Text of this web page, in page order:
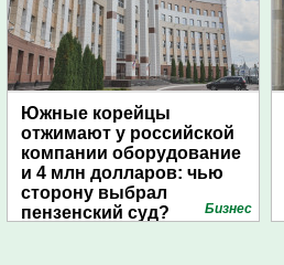
Южные корейцы
отжимают у российской
компании оборудование
и 4 млн долларов: чью
сторону выбрал
пензенский суд?
Бизнес